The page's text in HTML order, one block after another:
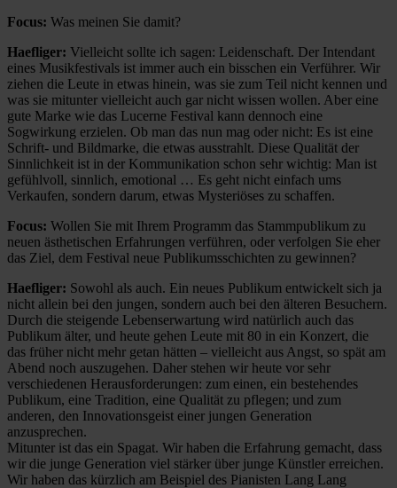
Focus: Was meinen Sie damit?
Haefliger: Vielleicht sollte ich sagen: Leidenschaft. Der Intendant
eines Musikfestivals ist immer auch ein bisschen ein Verführer. Wir
ziehen die Leute in etwas hinein, was sie zum Teil nicht kennen und
was sie mitunter vielleicht auch gar nicht wissen wollen. Aber eine
gute Marke wie das Lucerne Festival kann dennoch eine
Sogwirkung erzielen. Ob man das nun mag oder nicht: Es ist eine
Schrift- und Bildmarke, die etwas ausstrahlt. Diese Qualität der
Sinnlichkeit ist in der Kommunikation schon sehr wichtig: Man ist
gefühlvoll, sinnlich, emotional … Es geht nicht einfach ums
Verkaufen, sondern darum, etwas Mysteriöses zu schaffen.
Focus: Wollen Sie mit Ihrem Programm das Stammpublikum zu
neuen ästhetischen Erfahrungen verführen, oder verfolgen Sie eher
das Ziel, dem Festival neue Publikumsschichten zu gewinnen?
Haefliger: Sowohl als auch. Ein neues Publikum entwickelt sich ja
nicht allein bei den jungen, sondern auch bei den älteren Besuchern.
Durch die steigende Lebenserwartung wird natürlich auch das
Publikum älter, und heute gehen Leute mit 80 in ein Konzert, die
das früher nicht mehr getan hätten – vielleicht aus Angst, so spät am
Abend noch auszugehen. Daher stehen wir heute vor sehr
verschiedenen Herausforderungen: zum einen, ein bestehendes
Publikum, eine Tradition, eine Qualität zu pflegen; und zum
anderen, den Innovationsgeist einer jungen Generation
anzusprechen.
Mitunter ist das ein Spagat. Wir haben die Erfahrung gemacht, dass
wir die junge Generation viel stärker über junge Künstler erreichen.
Wir haben das kürzlich am Beispiel des Pianisten Lang Lang